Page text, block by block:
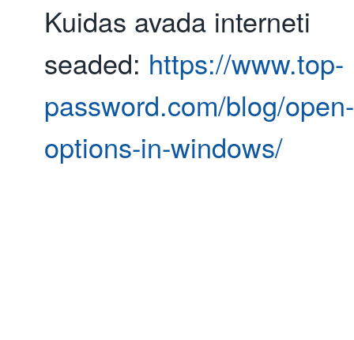
Kuidas avada interneti
seaded: https://www.top-
password.com/blog/
options-in-windows/